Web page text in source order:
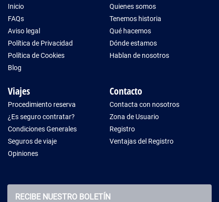
Inicio
FAQs
Aviso legal
Política de Privacidad
Política de Cookies
Blog
Quienes somos
Tenemos historia
Qué hacemos
Dónde estamos
Hablan de nosotros
Viajes
Procedimiento reserva
¿Es seguro contratar?
Condiciones Generales
Seguros de viaje
Opiniones
Contacto
Contacta con nosotros
Zona de Usuario
Registro
Ventajas del Registro
RECIBE NUESTRO BOLETÍN